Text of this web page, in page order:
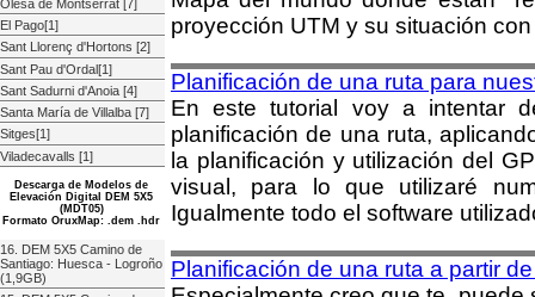
Olesa de Montserrat [7]
El Pago[1]
Sant Llorenç d'Hortons [2]
Sant Pau d'Ordal[1]
Sant Sadurni d'Anoia [4]
Santa María de Villalba [7]
Sitges[1]
Viladecavalls [1]
Descarga de Modelos de
Elevación Digital DEM 5X5
(MDT05)
Formato OruxMap: .dem .hdr
16. DEM 5X5 Camino de
Santiago: Huesca - Logroño
(1,9GB)
proyección UTM y su situación
Planificación de una ruta para
En este tutorial voy a intentar
planificación de una ruta,
la planificación y utilización del
visual, para lo que utilizaré
Igualmente todo el software
Planificación de una ruta a partir